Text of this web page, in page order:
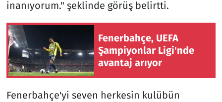
inanıyorum." şeklinde görüş belirtti.
Fenerbahçe, UEFA
Şampiyonlar Ligi'nde
avantaj arıyor
Fenerbahçe'yi seven herkesin kulübün